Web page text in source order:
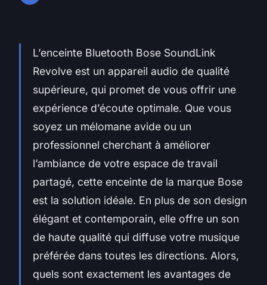
L’enceinte Bluetooth Bose SoundLink
Revolve est un appareil audio de qualité
supérieure, qui promet de vous offrir une
expérience d’écoute optimale. Que vous
soyez un mélomane avide ou un
professionnel cherchant à améliorer
l’ambiance de votre espace de travail
partagé, cette enceinte de la marque Bose
est la solution idéale. En plus de son design
élégant et contemporain, elle offre un son
de haute qualité qui diffuse votre musique
préférée dans toutes les directions. Alors,
quels sont exactement les avantages de